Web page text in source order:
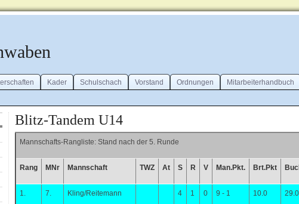
Kader Schulschach Vorstand Ordnungen Mitarbeiterhandbuch
Blitz-Tandem U14
Mannschafts-Rangliste: Stand nach der 5. Runde
Rang MNr Mannschaft TWZ At S R V Man.Pkt. Brt.Pkt
1. 7. Kling/Reitemann 4 1 0 9 - 1 10.0 29.0